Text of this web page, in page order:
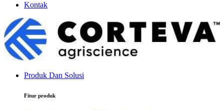
Kontak
Produk Dan Solusi
Fitur produk